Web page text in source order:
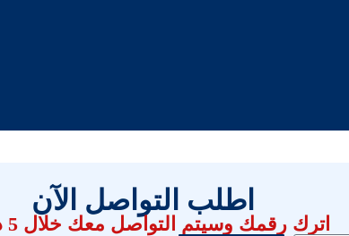
اطلب التواصل الآن
اترك رقمك وسيتم التواصل معك خلال 5 دقائق